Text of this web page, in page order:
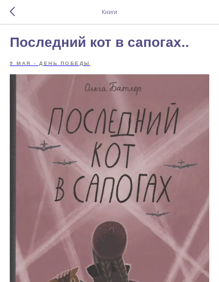
Книги
Последний кот в сапогах..
9 МАЯ - ДЕНЬ ПОБЕДЫ